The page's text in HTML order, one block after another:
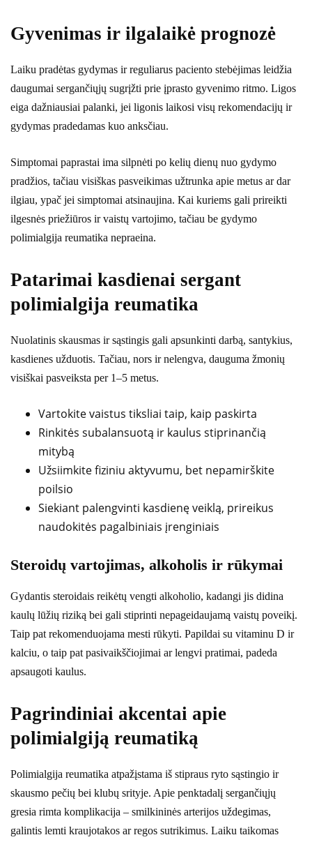
Gyvenimas ir ilgalaikė prognozė
Laiku pradėtas gydymas ir reguliarus paciento stebėjimas leidžia
daugumai sergančiųjų sugrįžti prie įprasto gyvenimo ritmo. Ligos
eiga dažniausiai palanki, jei ligonis laikosi visų rekomendacijų ir
gydymas pradedamas kuo anksčiau.
Simptomai paprastai ima silpnėti po kelių dienų nuo gydymo
pradžios, tačiau visiškas pasveikimas užtrunka apie metus ar dar
ilgiau, ypač jei simptomai atsinaujina. Kai kuriems gali prireikti
ilgesnės priežiūros ir vaistų vartojimo, tačiau be gydymo
polimialgija reumatika nepraeina.
Patarimai kasdienai sergant
polimialgija reumatika
Nuolatinis skausmas ir sąstingis gali apsunkinti darbą, santykius,
kasdienes užduotis. Tačiau, nors ir nelengva, dauguma žmonių
visiškai pasveiksta per 1–5 metus.
Vartokite vaistus tiksliai taip, kaip paskirta
Rinkitės subalansuotą ir kaulus stiprinančią
mitybą
Užsiimkite fiziniu aktyvumu, bet nepamirškite
poilsio
Siekiant palengvinti kasdienę veiklą, prireikus
naudokitės pagalbiniais įrenginiais
Steroidų vartojimas, alkoholis ir rūkymai
Gydantis steroidais reikėtų vengti alkoholio, kadangi jis didina
kaulų lūžių riziką bei gali stiprinti nepageidaujamą vaistų poveikį.
Taip pat rekomenduojama mesti rūkyti. Papildai su vitaminu D ir
kalciu, o taip pat pasivaikščiojimai ar lengvi pratimai, padeda
apsaugoti kaulus.
Pagrindiniai akcentai apie
polimialgiją reumatiką
Polimialgija reumatika atpažįstama iš stipraus ryto sąstingio ir
skausmo pečių bei klubų srityje. Apie penktadalį sergančiųjų
gresia rimta komplikacija – smilkininės arterijos uždegimas,
galintis lemti kraujotakos ar regos sutrikimus. Laiku taikomas